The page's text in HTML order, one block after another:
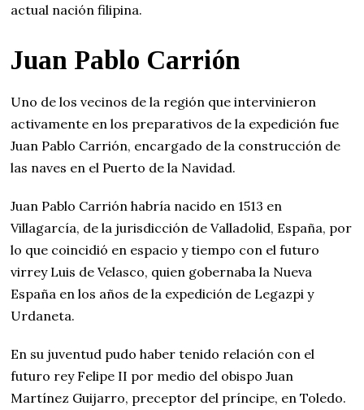
actual nación filipina.
Juan Pablo Carrión
Uno de los vecinos de la región que intervinieron
activamente en los preparativos de la expedición fue
Juan Pablo Carrión, encargado de la construcción de
las naves en el Puerto de la Navidad.
Juan Pablo Carrión habría nacido en 1513 en
Villagarcía, de la jurisdicción de Valladolid, España, por
lo que coincidió en espacio y tiempo con el futuro
virrey Luis de Velasco, quien gobernaba la Nueva
España en los años de la expedición de Legazpi y
Urdaneta.
En su juventud pudo haber tenido relación con el
futuro rey Felipe II por medio del obispo Juan
Martínez Guijarro, preceptor del príncipe, en Toledo.